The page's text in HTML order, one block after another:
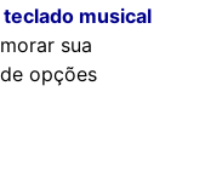
teclado musical
sua
opções